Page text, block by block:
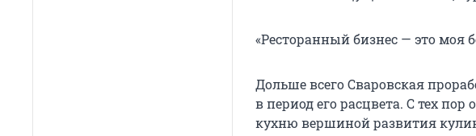
«Ресторанный бизнес — это моя
Дольше всего Сваровская
в период его расцвета. С тех
кухню вершиной развития